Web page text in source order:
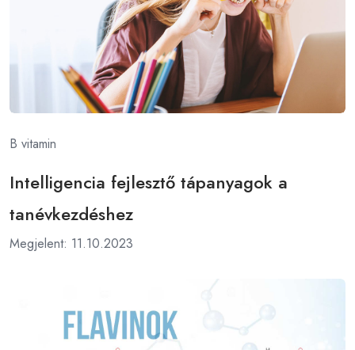
B vitamin
Intelligencia fejlesztő tápanyagok a
tanévkezdéshez
Megjelent: 11.10.2023